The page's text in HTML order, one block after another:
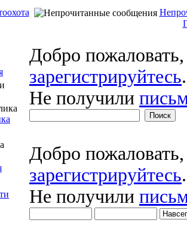
Добро
зарегистрируйтесь.
Не получили
Добро
зарегистрируйтесь.
Не получили